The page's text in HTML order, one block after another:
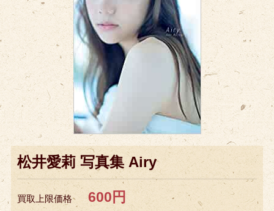
キ
プ
松井愛莉 写真集 Airy
買取上限価格 600円